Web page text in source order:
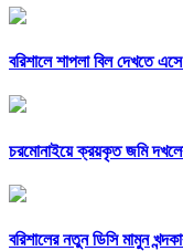
বরিশালে শাপলা বিল দেখতে
চরমোনাইয়ে ক্রয়কৃত জমি
বরিশালের নতুন ডিসি মামুন